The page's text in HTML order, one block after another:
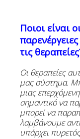
Ποιοι είναι
τις
Οι θεραπείες
μας σύστημα.
μιας
σημαντικό να
μπορεί να
λαμβάνουμε
υπάρχει